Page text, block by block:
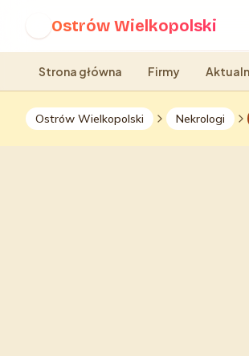
Ostrów Wielkopolski
Strona główna Firmy
Ostrów Wielkopolski Nekrologi